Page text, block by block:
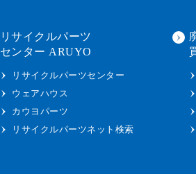
リサイクルパーツ
センター ARUYO
リサイクルパーツセンター
ウェアハウス
カウヨパーツ
リサイクルパーツネット検索